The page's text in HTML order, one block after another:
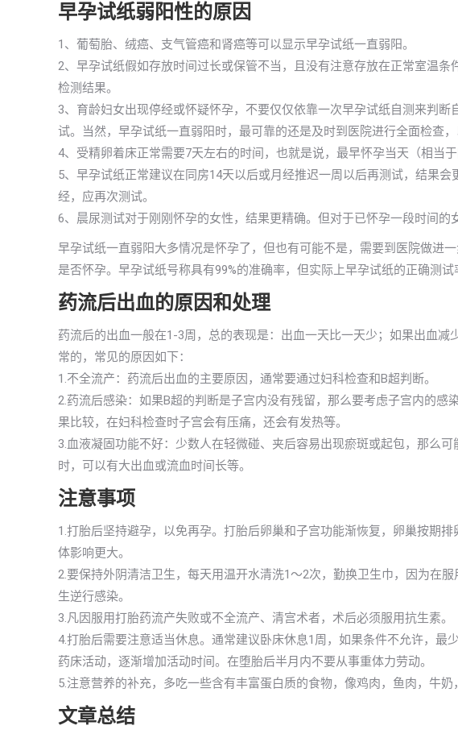
早孕试纸弱阳性的原因
1、葡萄胎、绒癌、支气管癌和肾癌等可以显示早孕试纸一直弱阳。
2、早孕试纸假如存放时间过长或保管不当，且没有注意存放在正常室温
检测结果。
3、育龄妇女出现停经或怀疑怀孕，不要仅仅依靠一次早孕试纸自测来判断
试。当然，早孕试纸一直弱阳时，最可靠的还是及时到医院进行全面检查，
4、受精卵着床正常需要7天左右的时间，也就是说，最早怀孕当天（相当
5、早孕试纸正常建议在同房14天以后或月经推迟一周以后再测试，结果
经，应再次测试。
6、晨尿测试对于刚刚怀孕的女性，结果更精确。但对于已怀孕一段时间的
早孕试纸一直弱阳大多情况是怀孕了，但也有可能不是，需要到医院做进
是否怀孕。早孕试纸号称具有99%的准确率，但实际上早孕试纸的正确测试
药流后出血的原因和处理
药流后的出血一般在1-3周，总的表现是：出血一天比一天少；如果出血
常的，常见的原因如下：
1.不全流产：药流后出血的主要原因，通常要通过妇科检查和B超判断。
2.药流后感染：如果B超的判断是子宫内没有残留，那么要考虑子宫内的感
果比较，在妇科检查时子宫会有压痛，还会有发热等。
3.血液凝固功能不好：少数人在轻微碰、夹后容易出现瘀斑或起包，那么
时，可以有大出血或流血时间长等。
注意事项
1.打胎后坚持避孕，以免再孕。打胎后卵巢和子宫功能渐恢复，卵巢按期
体影响更大。
2.要保持外阴清洁卫生，每天用温开水清洗1～2次，勤换卫生巾，因为在
生逆行感染。
3.凡因服用打胎药流产失败或不全流产、清宫术者，术后必须服用抗生素。
4.打胎后需要注意适当休息。通常建议卧床休息1周，如果条件不允许，最
药床活动，逐渐增加活动时间。在堕胎后半月内不要从事重体力劳动。
5.注意营养的补充，多吃一些含有丰富蛋白质的食物，像鸡肉，鱼肉，牛奶
文章总结